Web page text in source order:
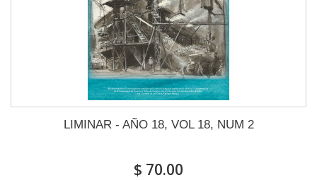
LIMINAR - AÑO 18, VOL 18, NUM 2
$ 70.00